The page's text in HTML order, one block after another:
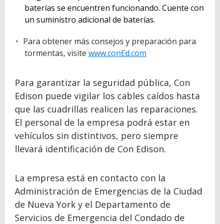
baterías se encuentren funcionando. Cuente con
un suministro adicional de baterías.
Para obtener más consejos y preparación para
tormentas, visite www.conEd.com
Para garantizar la seguridad pública, Con
Edison puede vigilar los cables caídos hasta
que las cuadrillas realicen las reparaciones.
El personal de la empresa podrá estar en
vehículos sin distintivos, pero siempre
llevará identificación de Con Edison.
La empresa está en contacto con la
Administración de Emergencias de la Ciudad
de Nueva York y el Departamento de
Servicios de Emergencia del Condado de